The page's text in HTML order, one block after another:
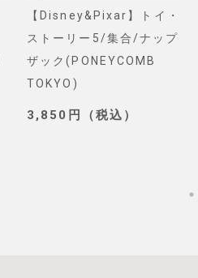
【Disney&Pixar】トイ・
ストーリー5/集合/ナップ
ザック(PONEYCOMB
TOKYO)
3,850円（税込）